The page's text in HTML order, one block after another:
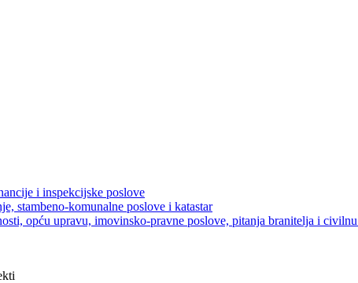
i inspekcijske poslove
stambeno-komunalne poslove i katastar
opću upravu, imovinsko-pravne poslove, pitanja branitelja i